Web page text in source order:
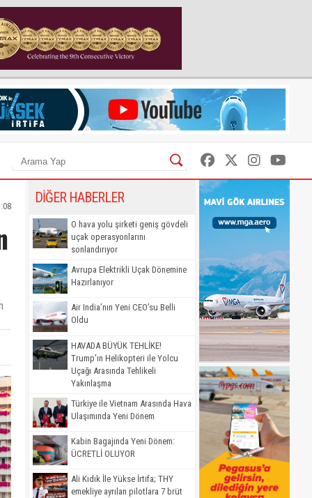
DİĞER HABERLER
O hava yolu şirketi geniş gövdeli
uçak operasyonlarını
sonlandırıyor
Avrupa Elektrikli Uçak Dönemine
Hazırlanıyor
Air India’nın Yeni CEO’su Belli
Oldu
HAVADA BÜYÜK TEHLİKE!
Trump'ın Helikopteri ile Yolcu
Uçağı Arasında Tehlikeli
Yakınlaşma
Türkiye ile Vietnam Arasında Hava
Ulaşımında Yeni Dönem
Kabin Bagajında Yeni Dönem:
ÜCRETLİ OLUYOR
Ali Kıdık İle Yükse İrtifa; THY
emekliye ayrılan pilotlara 7 brüt